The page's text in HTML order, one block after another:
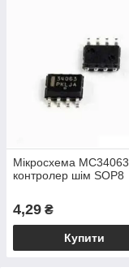
Мікросхема MC34063
контролер шім SOP8
4,29 ₴
Купити